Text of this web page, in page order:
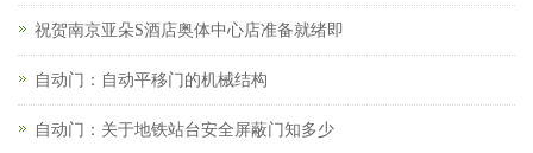
祝贺南京亚朵S酒店奥体中心店准备就绪即
自动门：自动平移门的机械结构
自动门：关于地铁站台安全屏蔽门知多少